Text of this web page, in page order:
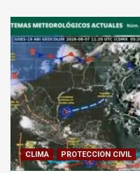
CLIMA PROTECCION CIVIL